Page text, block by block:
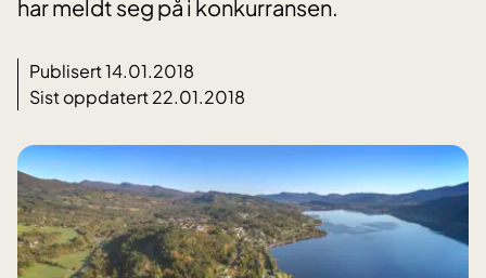
har meldt seg på i konkurransen.
Publisert 14.01.2018
Sist oppdatert 22.01.2018